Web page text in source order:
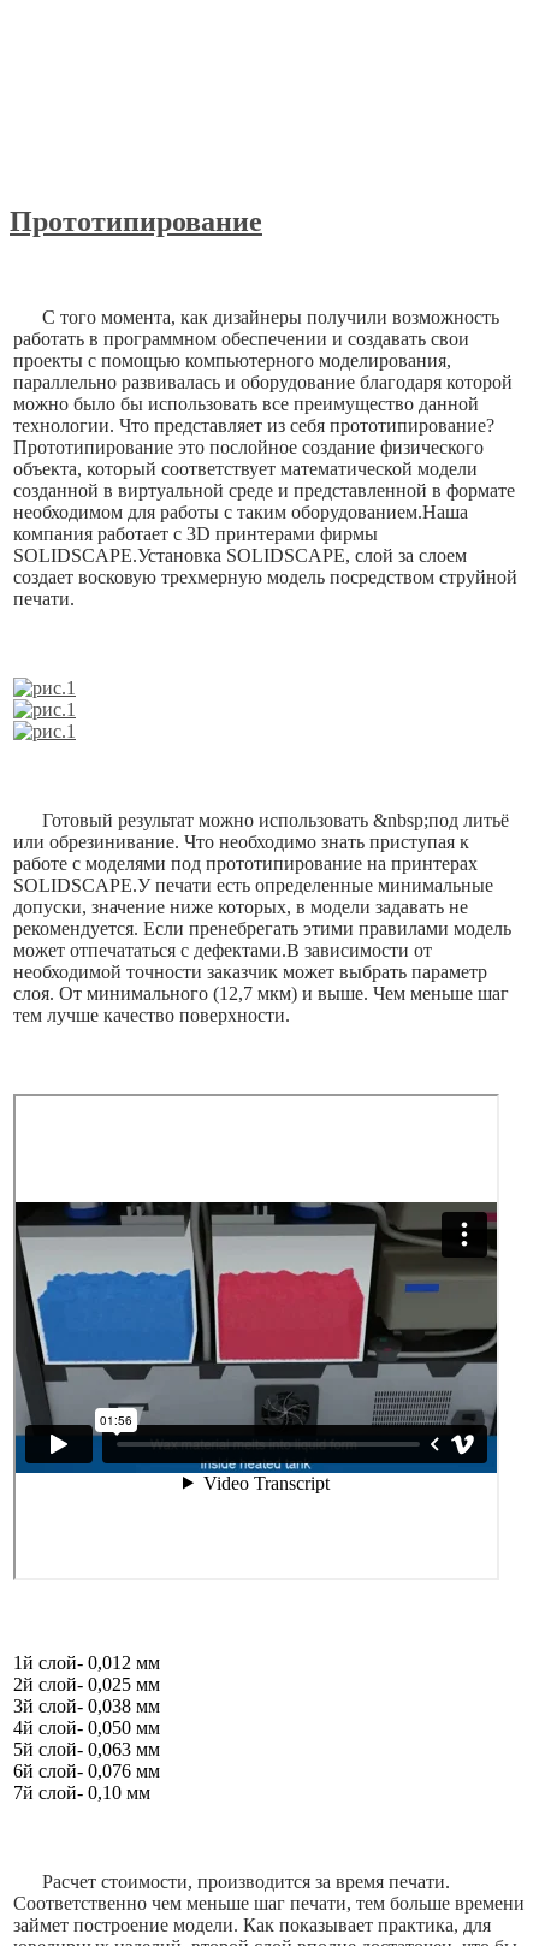
Прототипирование
С того момента, как дизайнеры получили возможность
работать в программном обеспечении и создавать свои
проекты с помощью компьютерного моделирования,
параллельно развивалась и оборудование благодаря которой
можно было бы использовать все преимущество данной
технологии. Что представляет из себя прототипирование?
Прототипирование это послойное создание физического
объекта, который соответствует математической модели
созданной в виртуальной среде и представленной в формате
необходимом для работы с таким оборудованием.Наша
компания работает с 3D принтерами фирмы
SOLIDSCAPE.Установка SOLIDSCAPE, слой за слоем
создает восковую трехмерную модель посредством струйной
печати.
Готовый результат можно использовать &nbsp;под литьё
или обрезинивание. Что необходимо знать приступая к
работе с моделями под прототипирование на принтерах
SOLIDSCAPE.У печати есть определенные минимальные
допуски, значение ниже которых, в модели задавать не
рекомендуется. Если пренебрегать этими правилами модель
может отпечататься с дефектами.В зависимости от
необходимой точности заказчик может выбрать параметр
слоя. От минимального (12,7 мкм) и выше. Чем меньше шаг
тем лучше качество поверхности.
1й слой- 0,012 мм
2й слой- 0,025 мм
3й слой- 0,038 мм
4й слой- 0,050 мм
5й слой- 0,063 мм
6й слой- 0,076 мм
7й слой- 0,10 мм
Расчет стоимости, производится за время печати.
Соответственно чем меньше шаг печати, тем больше времени
займет построение модели. Как показывает практика, для